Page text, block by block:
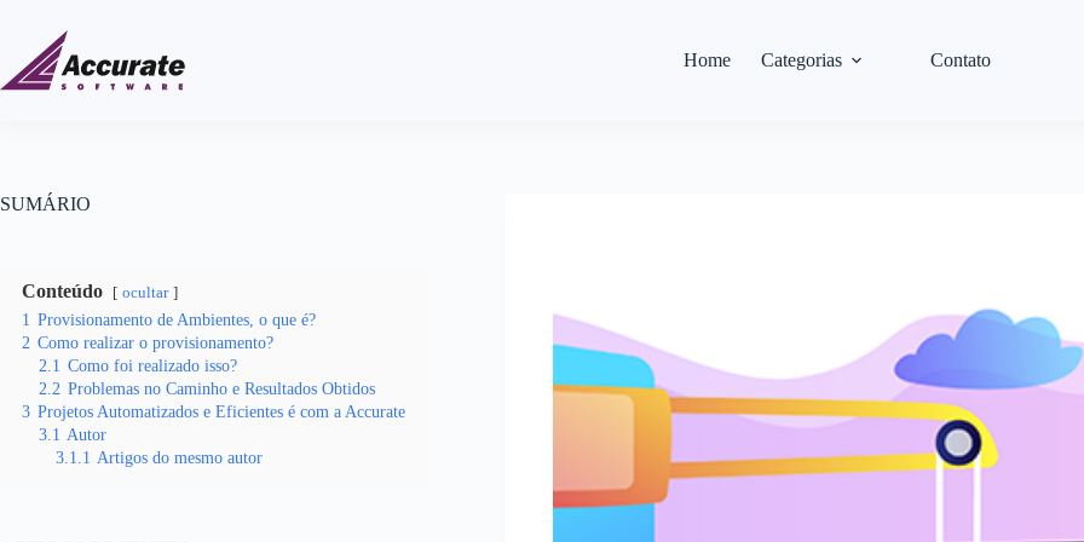
Home Categorias Contato
SUMÁRIO
Conteúdo ocultar
1 Provisionamento de Ambientes, o que é?
2 Como realizar o provisionamento?
2.1 Como foi realizado isso?
2.2 Problemas no Caminho e Resultados Obtidos
3 Projetos Automatizados e Eficientes é com a Accurate
3.1 Autor
3.1.1 Artigos do mesmo autor